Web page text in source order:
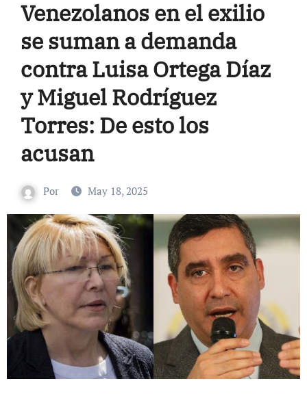
Venezolanos en el exilio
se suman a demanda
contra Luisa Ortega Díaz
y Miguel Rodríguez
Torres: De esto los
acusan
Por May 18, 2025